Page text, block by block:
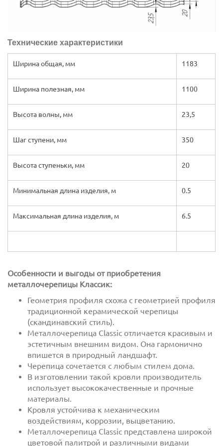
Технические характеристики
Ширина общая, мм 1183
Ширина полезная, мм 1100
Высота волны, мм 23,5
Шаг ступени, мм 350
Высота ступеньки, мм 20
Минимальная длина изделия, м 0.5
Максимальная длина изделия, м 6.5
Особенности и выгоды от приобретения
металлочерепицы Классик:
Геометрия профиля схожа с геометрией профиля
традиционной керамической черепицы
(скандинавский стиль).
Металлочерепица Classic отличается красивым и
эстетичным внешним видом. Она гармонично
впишется в природный ландшафт.
Черепица сочетается с любым стилем дома.
В изготовлении такой кровли производитель
использует высококачественные и прочные
материалы.
Кровля устойчива к механическим
воздействиям, коррозии, выцветанию.
Металлочерепица Classic представлена широкой
цветовой палитрой и различными видами